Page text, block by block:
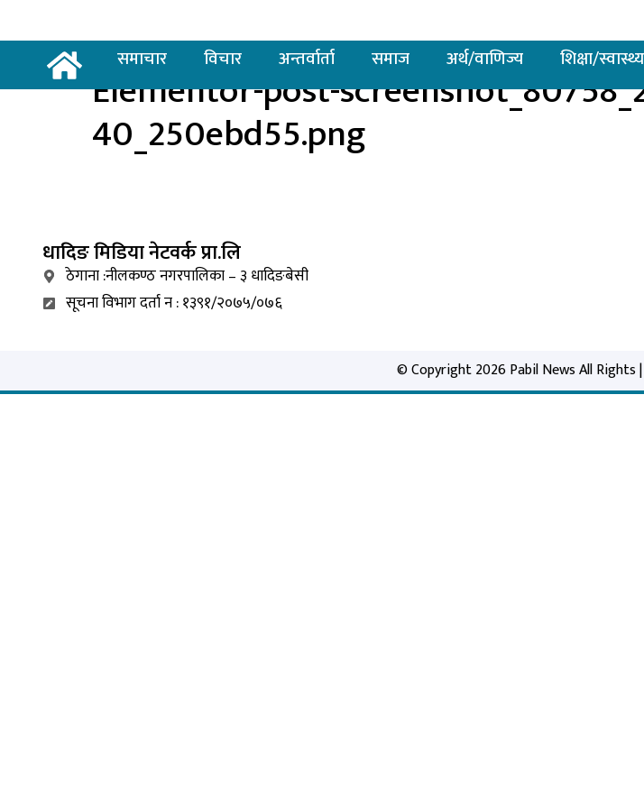
समाचार विचार अन्तर्वार्ता समाज अर्थ/वाणिज्य शिक्षा/स्वास्थ्य
Elementor-post-
40_250ebd55.png
धादिङमिडिया नेटवर्क प्रा.लि
ठेगाना :नीलकण्ठ नगरपालिका – ३ धादिङबेसी
सूचना विभाग दर्ता न : १३९१/२०७५/०७६
© Copyright 2026 Pabil News All Rights